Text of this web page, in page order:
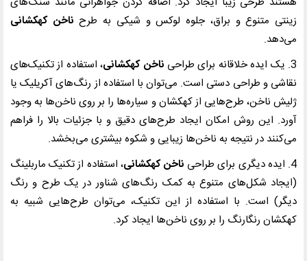
زینتی متنوع و براق، جلوه‌ لوکس و شیکی به طرح ناخن کهکشانی
می‌دهد.
3. یک ایده خلاقانه برای طراحی
ناخن کهکشانی، استفاده از تکنیک‌های
نقاشی و طراحی دستی است. می‌توان با استفاده از رنگ‌های آکریلیک یا
ژلیش ناخن، طرح‌هایی از کهکشان و سیاره‌ها را بر روی ناخن‌ها به وجود
آورد. این روش امکان ایجاد طرح‌های دقیق و با جزئیات بالا را فراهم
می‌کنند در نتیجه به ناخن‌ها زیبایی و شکوه بیشتری می‌بخشد.
4. ایده دیگری برای طراحی
ناخن کهکشانی، استفاده از تکنیک ماربلینگ
(ایجاد شکل‌های متنوع به کمک رنگ‌های شناور در یک طرح و رنگ
دیگر) است. با استفاده از این تکنیک، می‌توان طرح‌هایی شبیه به
کهکشان رنگارنگ را بر روی ناخن‌ها ایجاد کرد.